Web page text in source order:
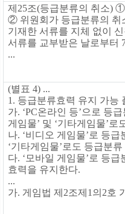
제 25조(등급분류의 취소)
② 위원회가 등급분류의
기재한 서류를 지체 없이
서류를 교부받은 날로부터
...
(별표 4) ...
1. 등급분류효력 유지 가능
가. ‘PC온라인 등’으로 등
게임물’ 및 ‘기타게임물’ 로
나. ‘비디오 게임물’ 로 등급
‘기타게임물’ 로도 등급분
다. ‘ 모바일 게임물’ 로 등급
효력을 유지한다.
...
가. 게임법 제 2조제 1 의 2호